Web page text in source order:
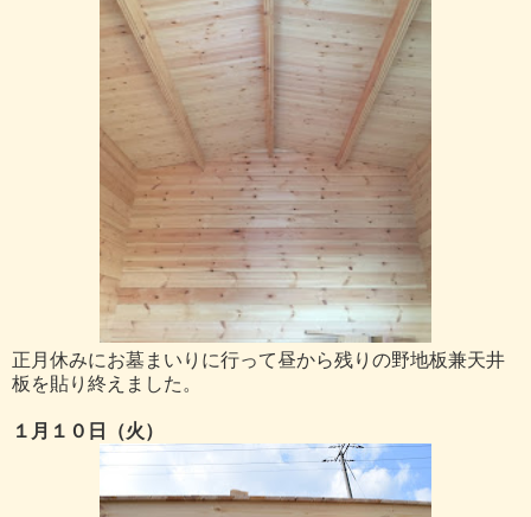
正月休みにお墓まいりに行って昼から残りの野地板兼天井
板を貼り終えました。
１月１０日（火）